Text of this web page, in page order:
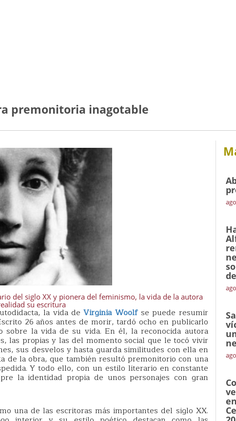
premonitoria inagotable
del siglo XX y pionera del feminismo, la vida de la autora
su escritura
la vida deVirginia Woolfse puede resumir
26 años antes de morir, tardó ocho en publicarlo
la vida de su vida. En él, la reconocida autora
las propias y las del momento social que le tocó vivir
sus desvelos y hasta guarda similitudes con ella en
de la obra, que también resultó premonitorio con una
Y todo ello, con un estilo literario en constante
la identidad propia de unos personajes con gran
una de las escritoras más importantes del siglo XX.